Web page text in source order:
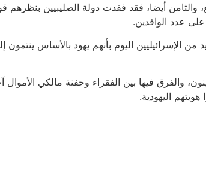
والثامن أيضا، فقد فقدت دولة الصليبيين بنظرهم
على عدد الوافدين.
من الإسرائيليين اليوم بأنهم يهود بالأساس
فيها بين الفقراء وحفنة مالكي الأموال آخذ
اليهودية.